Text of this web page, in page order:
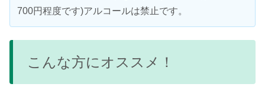
700円程度です)アルコールは禁止です。
こんな方にオススメ！